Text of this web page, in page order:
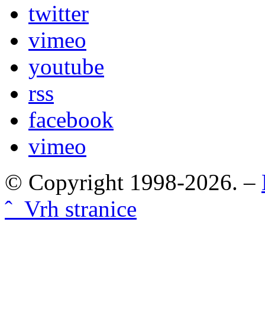
twitter
vimeo
youtube
rss
facebook
vimeo
© Copyright 1998-2026. –
ˆ Vrh stranice